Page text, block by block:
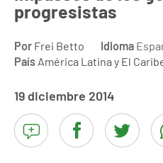
progresistas
Por Frei Betto Idioma
País América Latina y El
19 diciembre 2014